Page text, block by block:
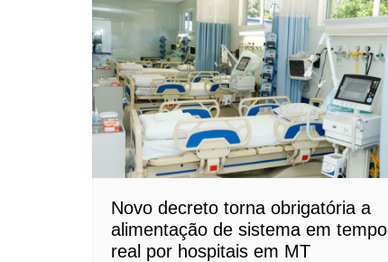
Novo decreto torna obrigatória a
alimentação de sistema em tempo
real por hospitais em MT